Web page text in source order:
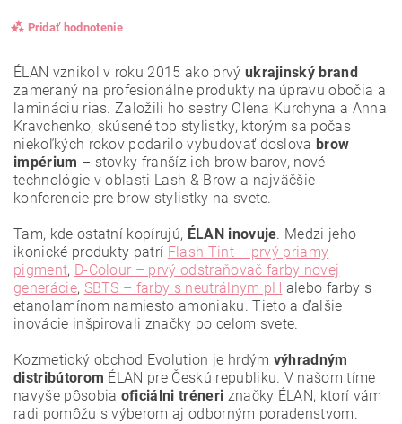
Pridať hodnotenie
Vložením hodnotenie súhlasíte spodmienkami ochrany
osobných údajov.
ÉLAN vznikol v roku 2015 ako prvý ukrajinský brand
zameraný na profesionálne produkty na úpravu obočia a
lamináciu rias. Založili ho sestry Olena Kurchyna a Anna
Kravchenko, skúsené top stylistky, ktorým sa počas
niekoľkých rokov podarilo vybudovať doslova brow
impérium – stovky franšíz ich brow barov, nové
technológie v oblasti Lash & Brow a najväčšie
konferencie pre brow stylistky na svete.
Tam, kde ostatní kopírujú, ÉLAN inovuje. Medzi jeho
ikonické produkty patrí Flash Tint – prvý priamy
pigment, D-Colour – prvý odstraňovač farby novej
generácie, SBTS – farby s neutrálnym pH alebo farby s
etanolamínom namiesto amoniaku. Tieto a ďalšie
inovácie inšpirovali značky po celom svete.
Kozmetický obchod Evolution je hrdým výhradným
distribútorom ÉLAN pre Českú republiku. V našom tíme
navyše pôsobia oficiálni tréneri značky ÉLAN, ktorí vám
radi pomôžu s výberom aj odborným poradenstvom.